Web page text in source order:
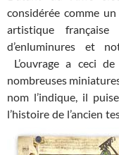
considérée comme
artistique
d’enluminures et
L’ouvrage a ceci
nombreuses
nom l’indique, il
l’histoire de l’ancien